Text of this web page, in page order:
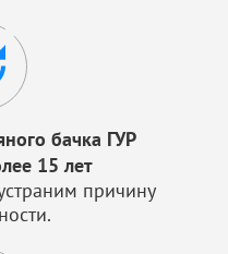
бачка ГУР
15 лет
причину